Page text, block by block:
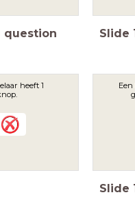
question Slide
heeft 1
Slide